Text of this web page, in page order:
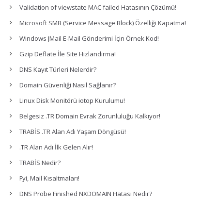
Validation of viewstate MAC failed Hatasının Çözümü!
Microsoft SMB (Service Message Block) Özelliği Kapatma!
Windows JMail E-Mail Gönderimi İçin Örnek Kod!
Gzip Deflate İle Site Hızlandırma!
DNS Kayıt Türleri Nelerdir?
Domain Güvenliği Nasıl Sağlanır?
Linux Disk Monitörü iotop Kurulumu!
Belgesiz .TR Domain Evrak Zorunluluğu Kalkıyor!
TRABİS .TR Alan Adı Yaşam Döngüsü!
.TR Alan Adı İlk Gelen Alır!
TRABİS Nedir?
Fyi, Mail Kısaltmaları!
DNS Probe Finished NXDOMAIN Hatası Nedir?